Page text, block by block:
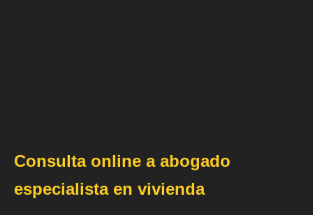
Consulta online a abogado
especialista en vivienda